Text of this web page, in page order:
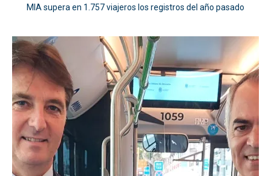
MIA supera en 1.757 viajeros los registros del año pasado